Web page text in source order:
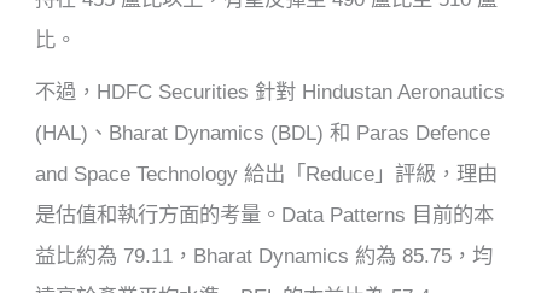
比。
不過，HDFC Securities 針對 Hindustan Aeronautics
(HAL)、Bharat Dynamics (BDL) 和 Paras Defence
and Space Technology 給出「Reduce」評級，理由
是估值和執行方面的考量。Data Patterns 目前的本
益比約為 79.11，Bharat Dynamics 約為 85.75，均